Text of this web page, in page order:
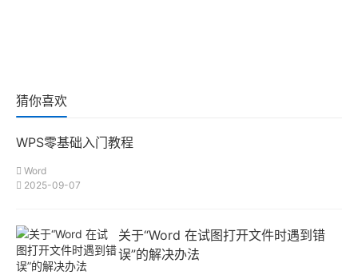
猜你喜欢
WPS零基础入门教程
Word
2025-09-07
关于“Word 在试图打开文件时遇到错
误”的解决办法